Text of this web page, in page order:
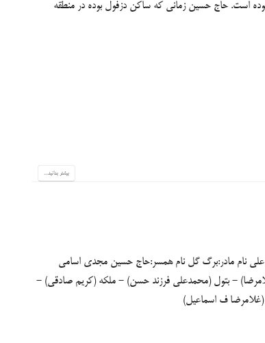
است. حاج حسین زمانی که ساکن دزفول بوده در منطقه
بیشتر بدانید...
نام مادر:برگ گل نام همسر:حاج حسین مجدی اسامی
- بتول (محمدعلی فرزند حسن) - ملکه (کریم صادقی) -
ف اسماعیل)